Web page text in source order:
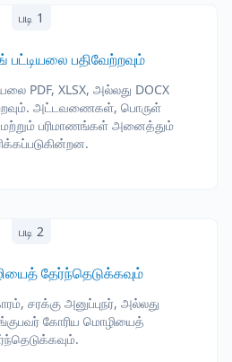
படி 1
பட்டியலை பதிவேற்றவும்
PDF, XLSX, அல்லது DOCX
அட்டவணைகள், பொருள்
மற்றும் பரிமாணங்கள் அனைத்தும்
படி 2
தேர்ந்தெடுக்கவும்
சரக்கு அனுப்புநர், அல்லது
கோரிய மொழியைத்